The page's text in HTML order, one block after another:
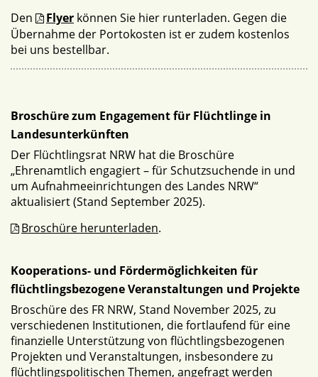
Den
Flyer können Sie hier runterladen. Gegen die
Übernahme der Portokosten ist er zudem kostenlos
bei uns bestellbar.
Broschüre zum Engagement für Flüchtlinge in
Landesunterkünften
Der Flüchtlingsrat NRW hat die Broschüre
„Ehrenamtlich engagiert – für Schutzsuchende in und
um Aufnahmeeinrichtungen des Landes NRW“
aktualisiert (Stand September 2025).
Broschüre herunterladen.
Kooperations- und Fördermöglichkeiten für
flüchtlingsbezogene Veranstaltungen und Projekte
Broschüre des FR NRW, Stand November 2025, zu
verschiedenen Institutionen, die fortlaufend für eine
finanzielle Unterstützung von flüchtlingsbezogenen
Projekten und Veranstaltungen, insbesondere zu
flüchtlingspolitischen Themen, angefragt werden